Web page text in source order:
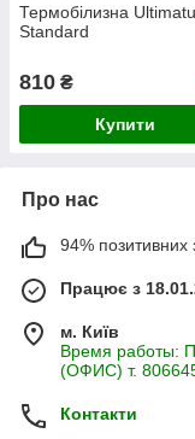
Термобілизна
Standard
810 ₴
Купити
Про нас
94% позитивних
Працює з
м. Київ
Время работы:
(ОФИС) т.
Контакти